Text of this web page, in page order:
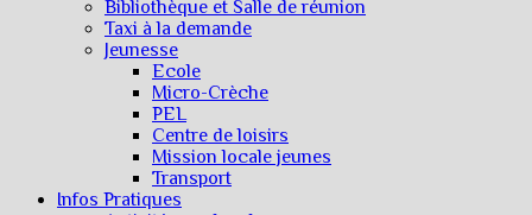
Bibliothèque et Salle de réunion
Taxi à la demande
Jeunesse
Ecole
Micro-Crèche
PEL
Centre de loisirs
Mission locale jeunes
Transport
Infos Pratiques